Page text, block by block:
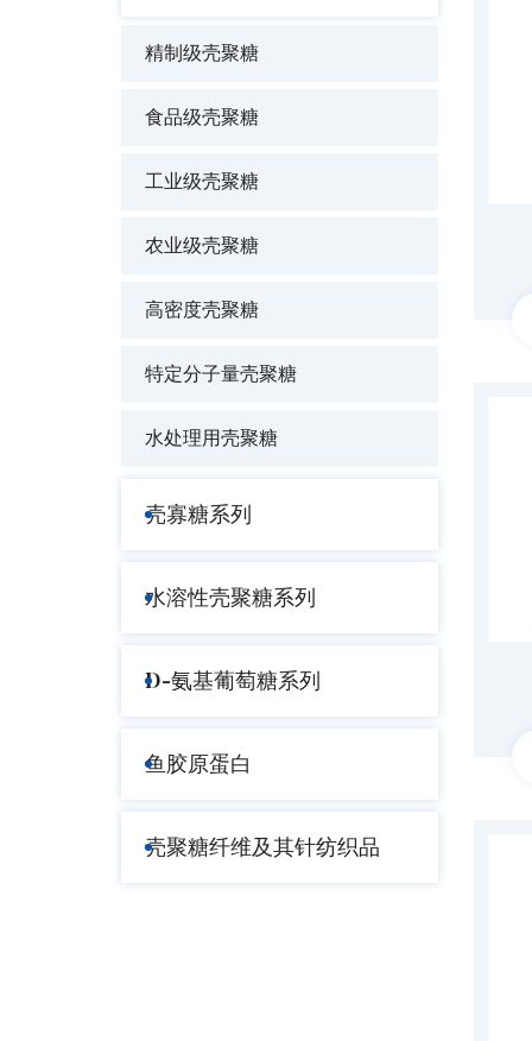
精制级壳聚糖
食品级壳聚糖
工业级壳聚糖
农业级壳聚糖
高密度壳聚糖
特定分子量壳聚糖
水处理用壳聚糖
壳寡糖系列
水溶性壳聚糖系列
D-氨基葡萄糖系列
鱼胶原蛋白
壳聚糖纤维及其针纺织品